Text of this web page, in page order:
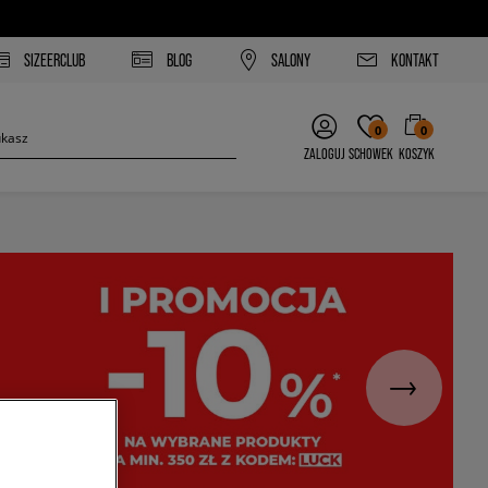
SIZEERCLUB BLOG SALONY KONTAKT
ZALOGUJ
0
SCHOWEK
0
KOSZYK